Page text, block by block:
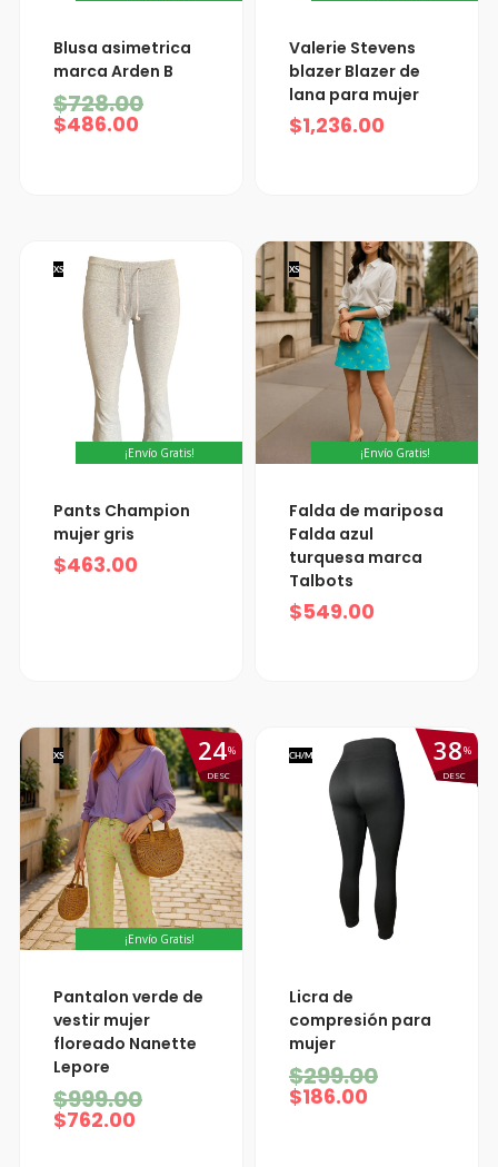
Blusa asimetrica
marca Arden B
$728.00
El
precio
original
$486.00
El
precio
actual
es:
Valerie Stevens
blazer Blazer de
lana para mujer
$1,236.00
XS
¡Envío Gratis!
Pants Champion
mujer gris
$463.00
XS
¡Envío Gratis!
Falda de mariposa
Falda azul
turquesa marca
Talbots
$549.00
XS %
DESC
24
¡Envío Gratis!
Pantalon verde de
vestir mujer
floreado Nanette
Lepore
$999.00
El
precio
original
era:
$762.00
El
precio
actual
es:
CH/M %
DESC
38
Licra de
compresión para
mujer
$299.00
precio
original
$186.00
precio
actual
$186.00.